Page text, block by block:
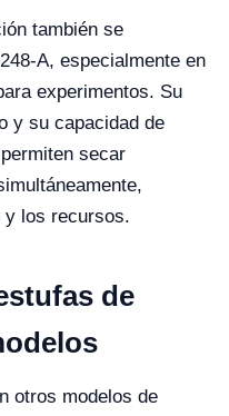
también se
A, especialmente en
experimentos. Su
y su capacidad de
secar
y los recursos.
de
otros modelos de